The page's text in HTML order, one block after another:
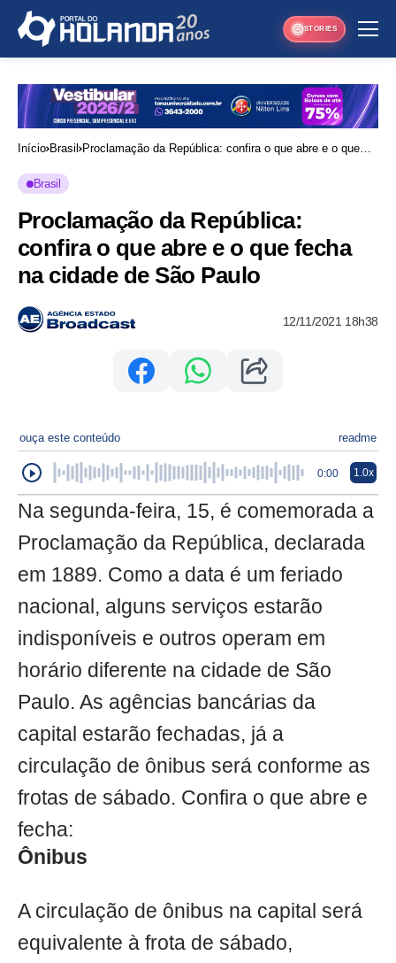
STORIES
Início Brasil
Proclamação da República: confira o que abre e o que
Brasil
Proclamação da República:
confira o que abre e o que fecha
na cidade de São Paulo
12/11/2021 18h38
ouça este conteúdo readme
0:00 1.0x
Na segunda-feira, 15, é comemorada a
Proclamação da República, declarada
em 1889. Como a data é um feriado
nacional, alguns serviços estarão
indisponíveis e outros operam em
horário diferente na cidade de São
Paulo. As agências bancárias da
capital estarão fechadas, já a
circulação de ônibus será conforme as
frotas de sábado. Confira o que abre e
fecha:
Ônibus
A circulação de ônibus na capital será
equivalente à frota de sábado,